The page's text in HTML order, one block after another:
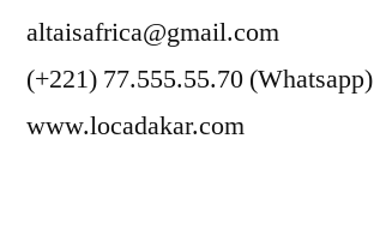
altaisafrica@gmail.com
(+221) 77.555.55.70 (Whatsapp)
www.locadakar.com